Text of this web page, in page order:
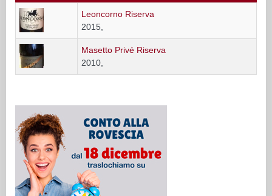
Leoncorno Riserva
2015,
Masetto Privé Riserva
2010,